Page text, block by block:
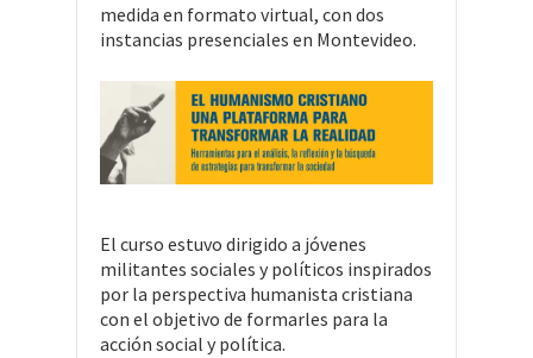
medida en formato virtual, con dos
instancias presenciales en Montevideo.
El curso estuvo dirigido a jóvenes
militantes sociales y políticos inspirados
por la perspectiva humanista cristiana
con el objetivo de formarles para la
acción social y política.